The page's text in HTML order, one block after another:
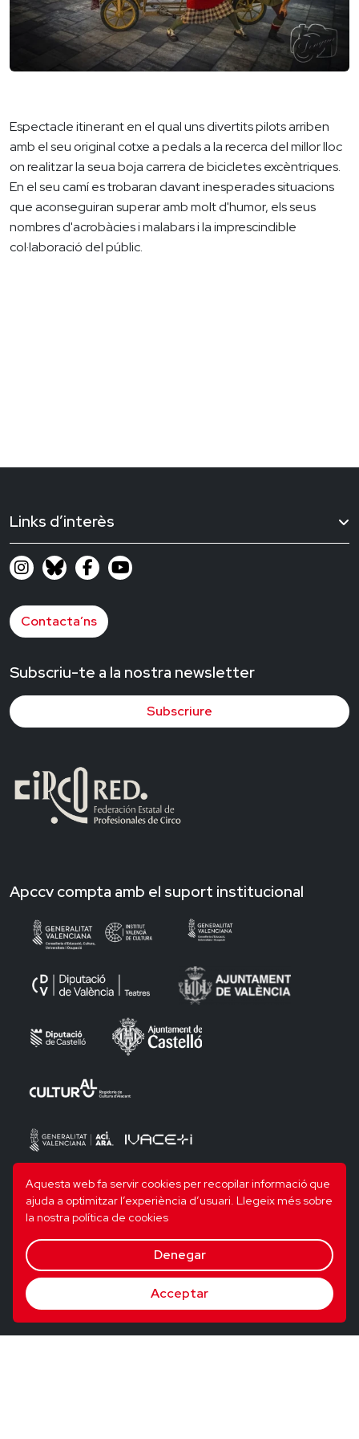
Aquesta web fa servir cookies per recopilar informació que
ajuda a optimitzar l’experiència d’usuari. Llegeix més sobre
la nostra política de cookies
Denegar
Acceptar
Espectacle itinerant en el qual uns divertits pilots arriben
amb el seu original cotxe a pedals a la recerca del millor lloc
on realitzar la seua boja carrera de bicicletes excèntriques.
En el seu camí es trobaran davant inesperades situacions
que aconseguiran superar amb molt d'humor, els seus
nombres d'acrobàcies i malabars i la imprescindible
col·laboració del públic.
Links d’interès
Contacta’ns
Subscriu-te a la nostra newsletter
Subscriure
Apccv compta amb el suport institucional